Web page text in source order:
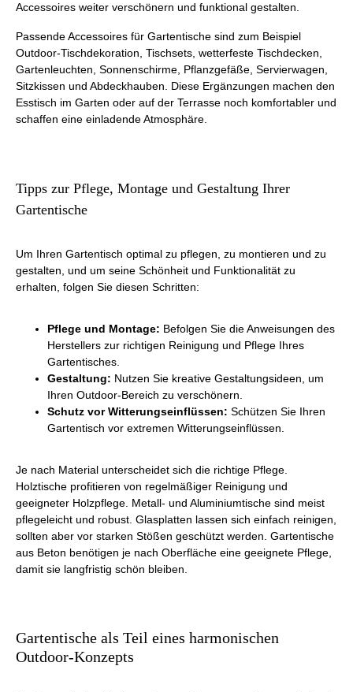
Accessoires weiter verschönern und funktional gestalten.
Passende Accessoires für Gartentische sind zum Beispiel
Outdoor-Tischdekoration, Tischsets, wetterfeste Tischdecken,
Gartenleuchten, Sonnenschirme, Pflanzgefäße, Servierwagen,
Sitzkissen und Abdeckhauben. Diese Ergänzungen machen den
Esstisch im Garten oder auf der Terrasse noch komfortabler und
schaffen eine einladende Atmosphäre.
Tipps zur Pflege, Montage und Gestaltung Ihrer
Gartentische
Um Ihren Gartentisch optimal zu pflegen, zu montieren und zu
gestalten, und um seine Schönheit und Funktionalität zu
erhalten, folgen Sie diesen Schritten:
Pflege und Montage: Befolgen Sie die Anweisungen des
Herstellers zur richtigen Reinigung und Pflege Ihres
Gartentisches.
Gestaltung: Nutzen Sie kreative Gestaltungsideen, um
Ihren Outdoor-Bereich zu verschönern.
Schutz vor Witterungseinflüssen: Schützen Sie Ihren
Gartentisch vor extremen Witterungseinflüssen.
Je nach Material unterscheidet sich die richtige Pflege.
Holztische profitieren von regelmäßiger Reinigung und
geeigneter Holzpflege. Metall- und Aluminiumtische sind meist
pflegeleicht und robust. Glasplatten lassen sich einfach reinigen,
sollten aber vor starken Stößen geschützt werden. Gartentische
aus Beton benötigen je nach Oberfläche eine geeignete Pflege,
damit sie langfristig schön bleiben.
Gartentische als Teil eines harmonischen
Outdoor-Konzepts